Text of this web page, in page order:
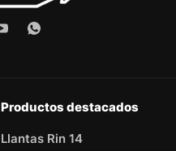
Productos destacados
Llantas Rin 14